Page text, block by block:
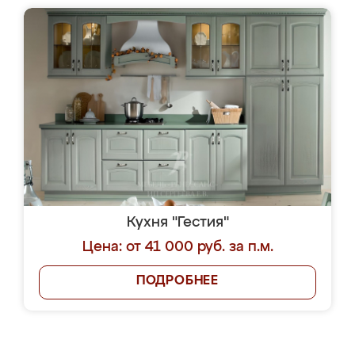
Кухня "Гестия"
Цена: от 41 000 руб. за п.м.
ПОДРОБНЕЕ